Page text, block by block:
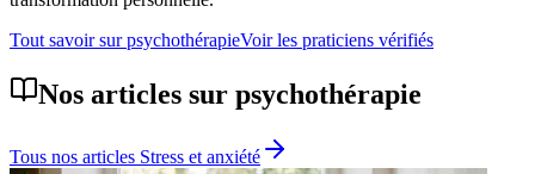
Tout savoir surpsychothérapieVoir les praticiens vérifiés
Nos articles sur psychothérapie
Tous nos articles Stress et anxiété